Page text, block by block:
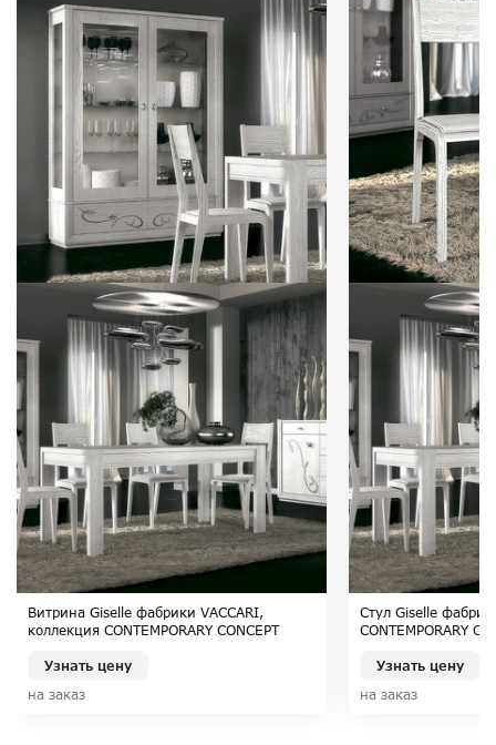
Витрина Giselle фабрики VACCARI,
коллекция CONTEMPORARY CONCEPT
Узнать цену
на заказ
Стул Giselle
CONTEMPORARY
Узнать цену
на заказ